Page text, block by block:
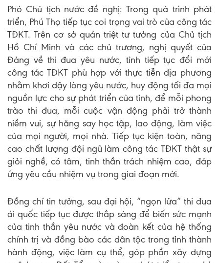
Phó Chủ tịch nước đề nghị: Trong quá trình phát
triển, Phú Thọ tiếp tục coi trọng vai trò của công tác
TĐKT. Trên cơ sở quán triệt tư tưởng của Chủ tịch
Hồ Chí Minh và các chủ trương, nghị quyết của
Đảng về thi đua yêu nước, tỉnh tiếp tục đổi mới
công tác TĐKT phù hợp với thực tiễn địa phương
nhằm khơi dậy lòng yêu nước, huy động tối đa mọi
nguồn lực cho sự phát triển của tỉnh, để mỗi phong
trào thi đua, mỗi cuộc vận động phải trở thành
niềm vui, sự hăng say học tập, lao động, làm việc
của mọi người, mọi nhà. Tiếp tục kiện toàn, nâng
cao chất lượng đội ngũ làm công tác TĐKT thật sự
giỏi nghề, có tâm, tinh thần trách nhiệm cao, đáp
ứng yêu cầu nhiệm vụ trong giai đoạn mới.
Đồng chí tin tưởng, sau đại hội, “ngọn lửa” thi đua
ái quốc tiếp tục được thắp sáng để biến sức mạnh
của tinh thần yêu nước và đoàn kết của hệ thống
chính trị và đồng bào các dân tộc trong tỉnh thành
hành động, việc làm cụ thể, góp phần xây dựng